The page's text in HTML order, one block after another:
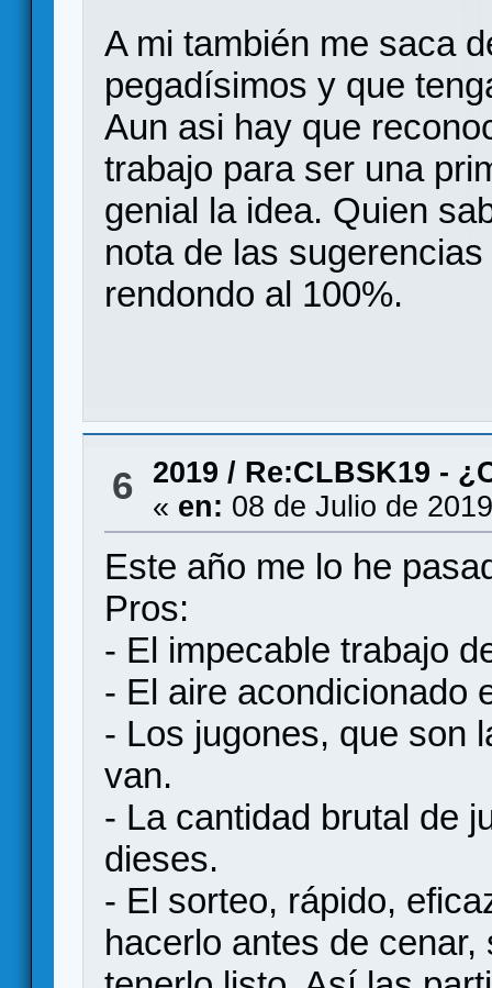
A mi también me saca
pegadísimos y que
Aun asi hay que
trabajo para ser una
genial la idea. Quien
nota de las
rendondo al 100%.
6 2019 / Re:CLBSK19 -
« en: 08 de Julio de
Este año me lo he
Pros:
- El impecable trabajo
- El aire acondicionado
- Los jugones, que son
van.
- La cantidad brutal de
dieses.
- El sorteo, rápido,
hacerlo antes de